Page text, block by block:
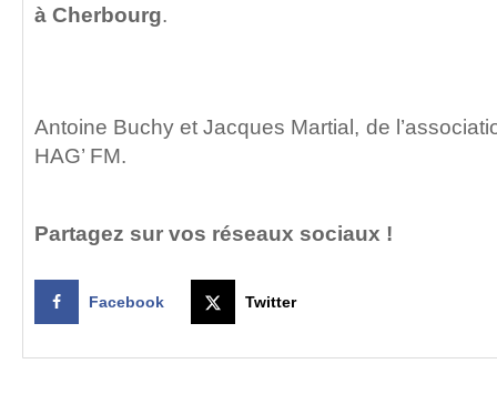
à Cherbourg.
Antoine Buchy et Jacques Martial, de
HAG’ FM.
Partagez sur vos réseaux sociaux !
Facebook Twitter